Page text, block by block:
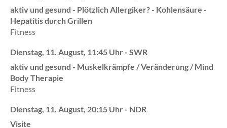
aktiv und gesund - Plötzlich Allergiker? - Kohlensäure -
Hepatitis durch Grillen
Fitness
Dienstag, 11. August, 11:45 Uhr - SWR
aktiv und gesund - Muskelkrämpfe / Veränderung / Mind
Body Therapie
Fitness
Dienstag, 11. August, 20:15 Uhr - NDR
Visite